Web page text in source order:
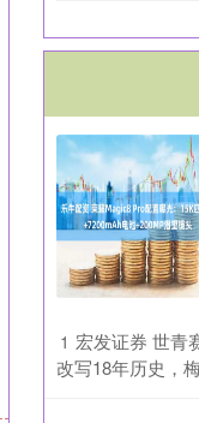
1 宏发证券 世青
改写18年历史，